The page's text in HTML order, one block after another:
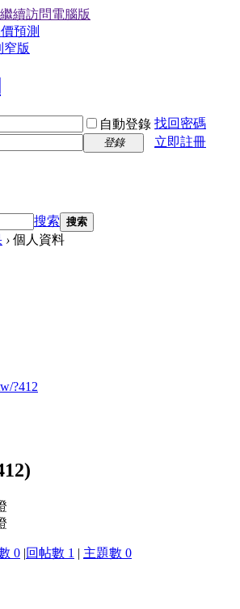
繼續訪問電腦版
預測
窄版
自動登錄 找回密碼
登錄
立即註冊
搜索 搜索
› 個人資料
?412
0 |回帖數 1 | 主題數 0